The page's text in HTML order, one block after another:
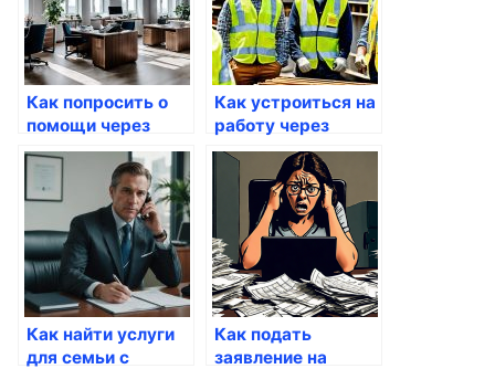
Как попросить о
помощи через
Госуслуги
Как устроиться на
работу через
Госуслуги
Как найти услуги
для семьи с
Как подать
заявление на